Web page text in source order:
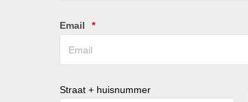
Email *
Straat + huisnummer